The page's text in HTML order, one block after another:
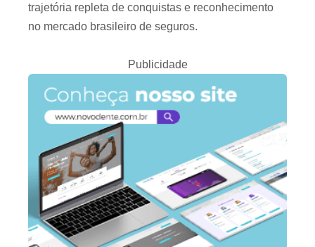
trajetória repleta de conquistas e reconhecimento
no mercado brasileiro de seguros.
Publicidade